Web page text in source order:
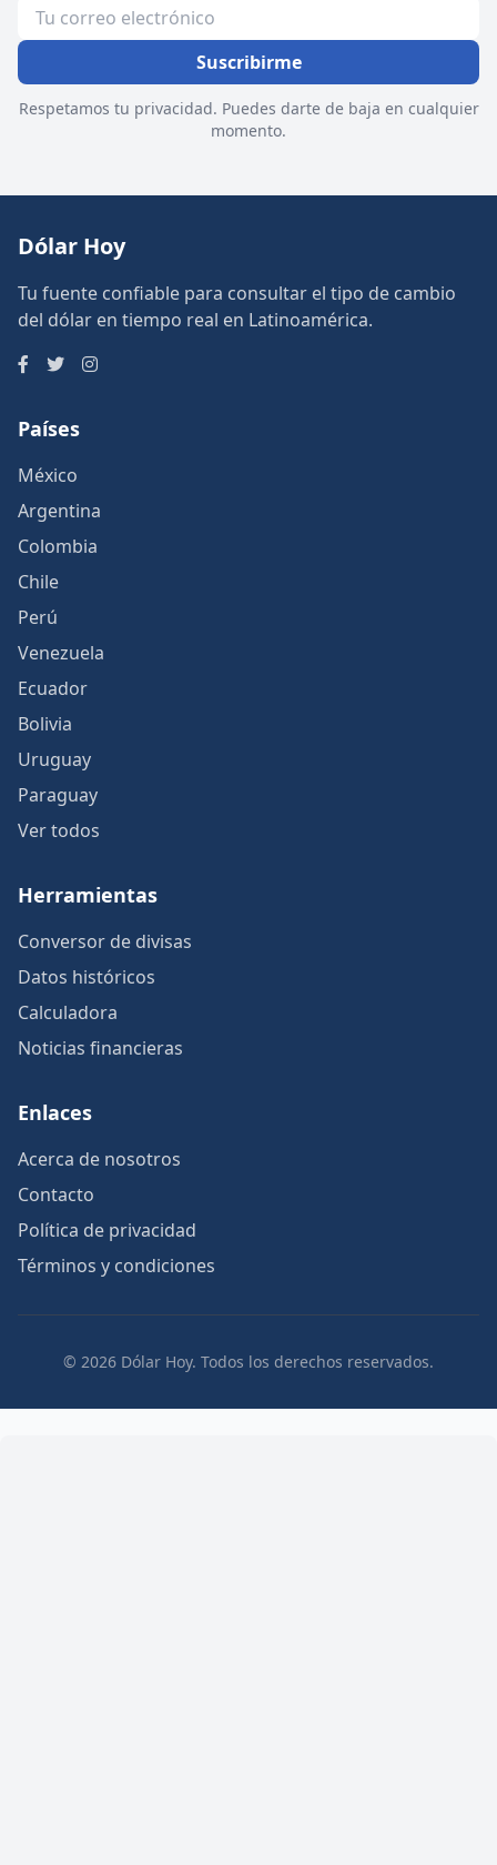
Suscribirme
Respetamos tu privacidad. Puedes darte de baja en cualquier
momento.
Dólar Hoy
Tu fuente confiable para consultar el tipo de cambio
del dólar en tiempo real en Latinoamérica.
Países
México
Argentina
Colombia
Chile
Perú
Venezuela
Ecuador
Bolivia
Uruguay
Paraguay
Ver todos
Herramientas
Conversor de divisas
Datos históricos
Calculadora
Noticias financieras
Enlaces
Acerca de nosotros
Contacto
Política de privacidad
Términos y condiciones
© 2026 Dólar Hoy. Todos los derechos reservados.